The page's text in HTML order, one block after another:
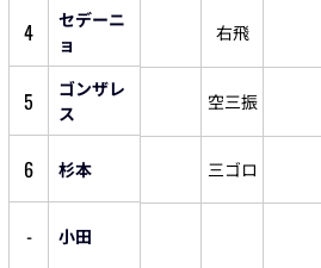
4
セデーニ
ョ
右飛
5
ゴンザレ
ス
空三振
6 杉本 三ゴロ
- 小田